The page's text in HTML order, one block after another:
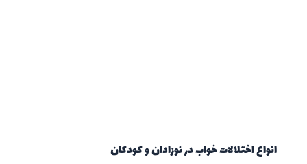
انواع اختلالات خواب در نوزادان و کودکان